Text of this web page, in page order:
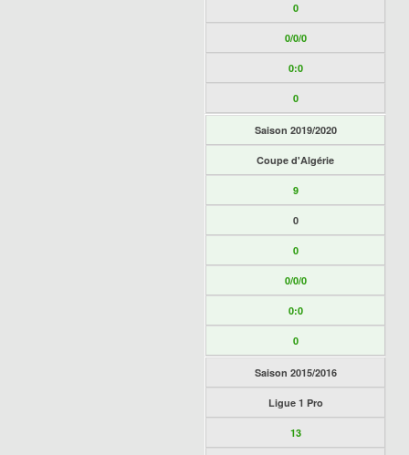
0
0/0/0
0:0
0
Saison 2019/2020
Coupe d'Algérie
9
0
0
0/0/0
0:0
0
Saison 2015/2016
Ligue 1 Pro
13